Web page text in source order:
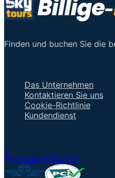
Finden und buchen Sie die
Das Unternehmen
Kontaktieren Sie uns
Cookie-Richtlinie
Kundendienst
+1 805 618 2115